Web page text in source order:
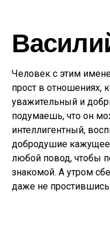
Человек с этим
прост в отношениях,
уважительный и
подумаешь, что он
интеллигентный,
добродушие
любой повод, чтобы
знакомой. А утром
даже не простившись.